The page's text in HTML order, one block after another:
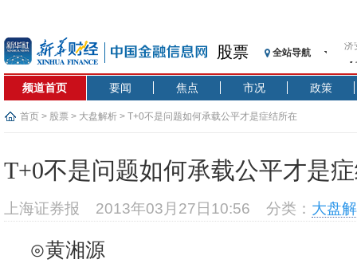
股票 全站导航
【
记
央
沥
频道首页 要闻 焦点 市况 政策
首页 > 股票 > 大盘解析 > T+0不是问题如何承载公平才是症结所在
T+0不是问题如何承载公平才是
上海证券报 2013年03月27日10:56 分类： 大盘
⊙黄湘源